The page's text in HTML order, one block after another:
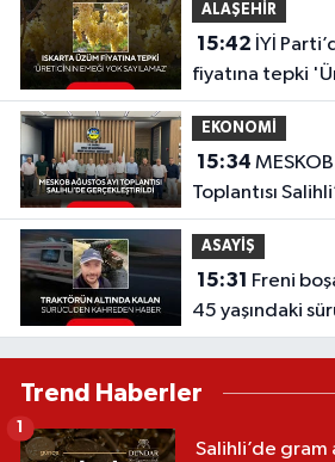
ALAŞEHİR
15:42
fiyatına tepki
sayılamaz'
EKONOMİ
15:34
Toplantısı
ASAYİŞ
15:31
45 yaşındaki
Trend Haberler
Salihli’de gram
1